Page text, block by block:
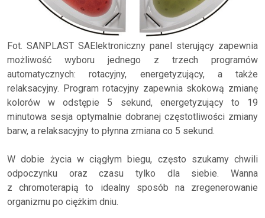
Fot. SANPLAST SAElektroniczny panel sterujący zapewnia
możliwość wyboru jednego z trzech programów
automatycznych: rotacyjny, energetyzujący, a także
relaksacyjny. Program rotacyjny zapewnia skokową zmianę
kolorów w odstępie 5 sekund, energetyzujący to 19
minutowa sesja optymalnie dobranej częstotliwości zmiany
barw, a relaksacyjny to płynna zmiana co 5 sekund.
W dobie życia w ciągłym biegu, często szukamy chwili
odpoczynku oraz czasu tylko dla siebie. Wanna
z chromoterapią to idealny sposób na zregenerowanie
organizmu po ciężkim dniu.